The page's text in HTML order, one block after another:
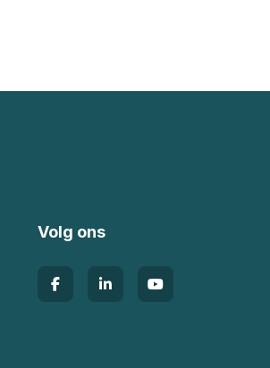
Volg ons